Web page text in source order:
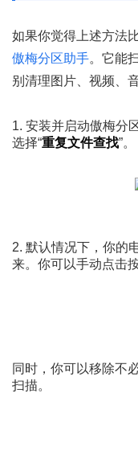
如果你觉得上述方法
傲梅分区助手。它能
别清理图片、视频、
1. 安装并启动傲梅分
选择“重复文件查找”。
2. 默认情况下，你的
来。你可以手动点击
同时，你可以移除不
扫描。